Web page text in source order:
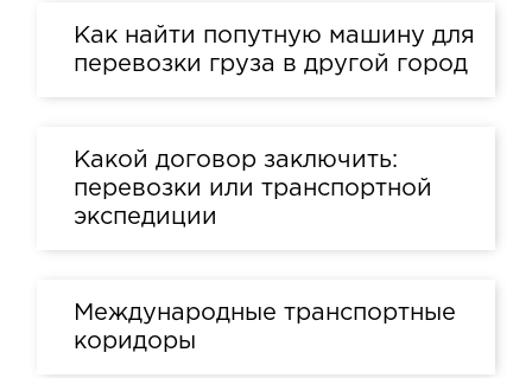
Как найти попутную машину для
перевозки груза в другой город
Какой договор заключить:
перевозки или транспортной
экспедиции
Международные транспортные
коридоры